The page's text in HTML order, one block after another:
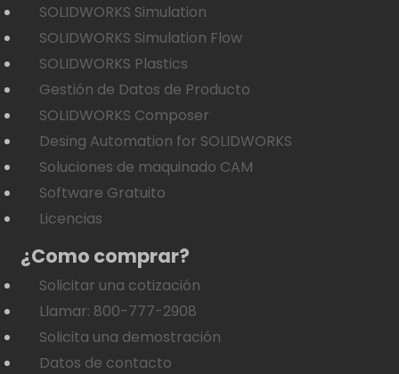
SOLIDWORKS Simulation
SOLIDWORKS Simulation Flow
SOLIDWORKS Plastics
Gestión de Datos de Producto
SOLIDWORKS Composer
Desing Automation for SOLIDWORKS
Soluciones de maquinado CAM
Software Gratuito
Licencias
¿Como comprar?
Solicitar una cotización
Llamar: 800-777-2908
Solicita una demostración
Datos de contacto